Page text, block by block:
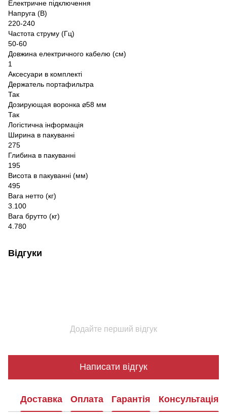
Електричне підключення
Напруга (В)
220-240
Частота струму (Гц)
50-60
Довжина електричного кабелю (см)
1
Аксесуари в комплекті
Держатель портафильтра
Так
Дозирующая воронка ⌀58 мм
Так
Логістична інформація
Ширина в пакуванні
275
Глибина в пакуванні
195
Висота в пакуванні (мм)
495
Вага нетто (кг)
3.100
Вага брутто (кг)
4.780
Відгуки
Додайте перший відгук
Написати відгук
Доставка Оплата Гарантія Консультація